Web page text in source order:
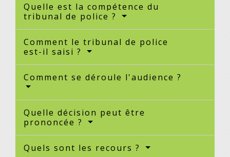
Quelle est la compétence du
tribunal de police ?
Comment le tribunal de police
est-il saisi ?
Comment se déroule l'audience ?
Quelle décision peut être
prononcée ?
Quels sont les recours ?